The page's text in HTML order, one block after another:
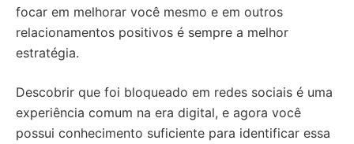
focar em melhorar você mesmo e em outros
relacionamentos positivos é sempre a melhor
estratégia.
Descobrir que foi bloqueado em redes sociais é uma
experiência comum na era digital, e agora você
possui conhecimento suficiente para identificar essa